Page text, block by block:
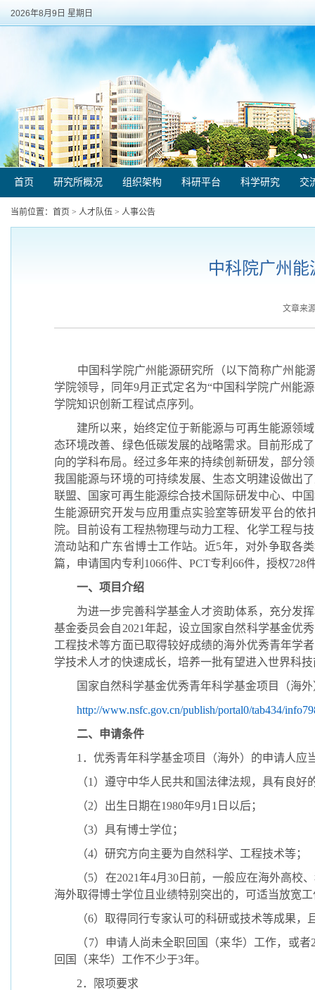
2026年8月9日 星期日
首页 研究所概况 组织架构 科研平台 科学研究 交
当前位置： 首页 > 人才队伍 > 人事公告
中科院广州
文章来
中国科学院广州能源研究所（以下简称广州能
学院领导，同年9月正式定名为“中国科学院广州能
学院知识创新工程试点序列。
建所以来，始终定位于新能源与可再生能源领
态环境改善、绿色低碳发展的战略需求。目前形成
向的学科布局。经过多年来的持续创新研发，部分
我国能源与环境的可持续发展、生态文明建设做出
联盟、国家可再生能源综合技术国际研发中心、中
生能源研究开发与应用重点实验室等研发平台的依
院。目前设有工程热物理与动力工程、化学工程与
流动站和广东省博士工作站。 近5年，对外争取各
篇，申请国内专利 1066件、 PCT专利 66件，授权728
一、项目介绍
为进一步完善科学基金人才资助体系，充分发
基金委员会自 2021年起，设立国家自然科学基金优
工程技术等方面已取得较好成绩的海外优秀青年学
学技术人才的快速成长，培养一批有望进入世界科
国家自然科学基金优秀青年科学基金项目（海
http://www.nsfc.gov.cn/publish/portal0/tab434/
二、申请条件
1 ．优秀青年科学基金项目（海外）的申请人应
（1 ）遵守中华人民共和国法律法规，具有良好
（2）出生日期在1980年9月 1 日以后；
（3）具有博士学位；
（4）研究方向主要为自然科学、工程技术等；
（5）在2021年4月30 日前，一般应在海外高校
海外取得博士学位且业绩特别突出的，可适当放宽
（6）取得同行专家认可的科研或技术等成果，
（7）申请人尚未全职回国（来华）工作，或者
回国（来华）工作不少于3年。
2．限项要求